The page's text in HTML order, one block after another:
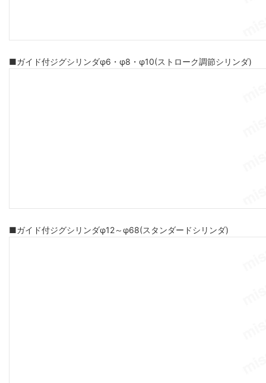
■ガイド付ジグシリンダφ6・φ8・φ10(ストローク調節シリンダ)
■ガイド付ジグシリンダφ12～φ68(スタンダードシリンダ)